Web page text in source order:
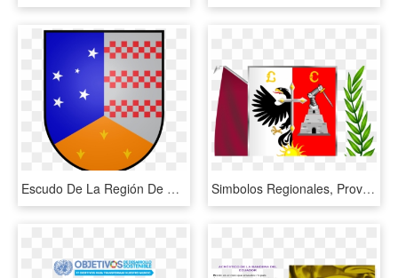
Escudo De La Región De Magallanes Y De La Antártica - Magallanes Y La Antartica Chilena Bandera, HD Png Download Simbolos Regionales, Provinciales Y Distritales - Cajamarca Escudo, HD Png Download